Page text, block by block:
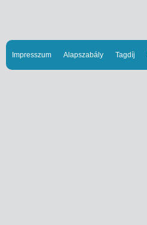
Impresszum Alapszabály Tagdíj